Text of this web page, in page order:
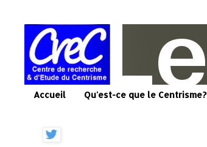
Accueil Qu'est-ce que le Centrisme?